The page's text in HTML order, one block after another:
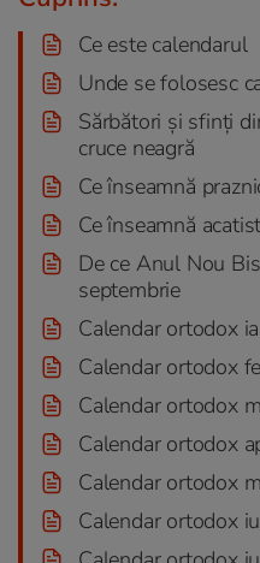
Ce este calendarul
Unde se folosesc
Sărbători și sfinți
cruce neagră
Ce înseamnă
Ce înseamnă acatist
De ce Anul Nou
septembrie
Calendar ortodox
Calendar ortodox
Calendar ortodox
Calendar ortodox
Calendar ortodox
Calendar ortodox